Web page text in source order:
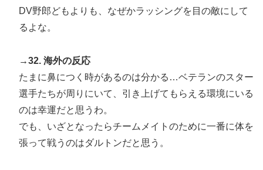
DV野郎どもよりも、なぜかラッシングを目の敵にして
るよな。
→32. 海外の反応
たまに鼻につく時があるのは分かる…ベテランのスター
選手たちが周りにいて、引き上げてもらえる環境にいる
のは幸運だと思うわ。
でも、いざとなったらチームメイトのために一番に体を
張って戦うのはダルトンだと思う。